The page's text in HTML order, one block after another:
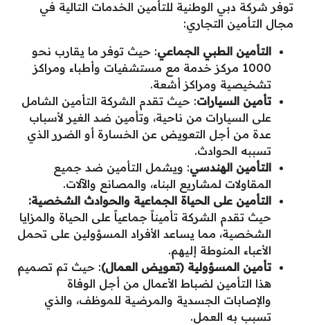
توفر شركة دبي الوطنية للتأمين الخدمات التالية في
مجال التأمين التجاري:
التأمين الطبي الجماعي: حيث توفر ما يقارب نحو
1000 مركز خدمة مع مستشفيات وأطباء ومراكز
تشخيصية ومراكز أشعة.
تأمين السيارات: حيث تقدم الشركة التأمين الشامل
على السيارات من ناحية، وتأمين ضد الغير لأسباب
عدة من أجل التعويض عن الخسارة أو الضرر الذي
تسببه الحوادث.
التأمين الهندسي: ويشمل التأمين ضد جميع
المقاولات لمشاريع البناء، والمصانع والآلات.
التأمين على الحياة الجماعية والحوادث الشخصية:
حيث تقدم الشركة تأميناً جماعياً على الحياة والمزايا
الشخصية، مما يساعد الأفراد المسؤولين على تحمل
الأعباء المنوطة إليهم.
تأمين المسؤولية (تعويض العمال): حيث تم تصميم
هذا التأمين لضباط الأعمال من أجل الوفاة
والإصابات الجسدية والمرضية للموظف، والذي
تسبب به العمل.